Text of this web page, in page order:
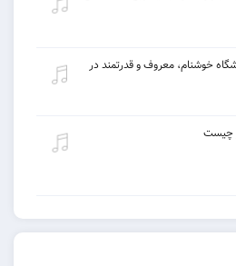
معروف و قدرتمند در